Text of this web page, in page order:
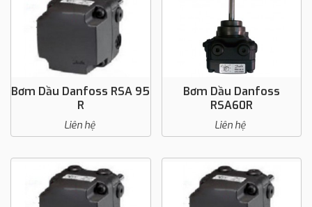
Bơm Dầu Danfoss RSA 95
R
Liên hệ
Bơm Dầu Danfoss
RSA60R
Liên hệ